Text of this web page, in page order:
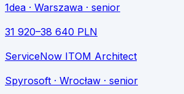
1dea · Warszawa · senior
31 920–38 640 PLN
ServiceNow ITOM Architect
Spyrosoft · Wrocław · senior